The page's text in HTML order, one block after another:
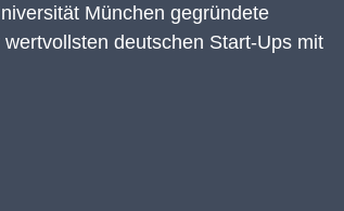
München gegründete
deutschen Start-Ups mit